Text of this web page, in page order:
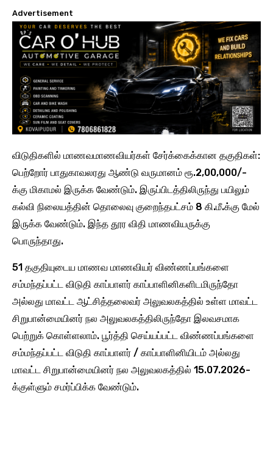
Advertisement
விடுதிகளில் மாணவமாணவியர்கள் சேர்க்கைக்கான தகுதிகள்:
பெற்றோர் பாதுகாவலரது ஆண்டு வருமானம் ரூ.2,00,000/-
க்கு மிகாமல் இருக்க வேண்டும். இருப்பிடத்திலிருந்து பயிலும்
கல்வி நிலையத்தின் தொலைவு குறைந்தபட்சம் 8 கி.மீ.க்கு மேல்
இருக்க வேண்டும். இந்த தூர விதி மாணவியருக்கு
பொருந்தாது.
51 தகுதியுடைய மாணவ மாணவியர் விண்ணப்பங்களை
சம்மந்தப்பட்ட விடுதி காப்பாளர் காப்பாளினிகளிடமிருந்தோ
அல்லது மாவட்ட ஆட்சித்தலைவர் அலுவலகத்தில் உள்ள மாவட்ட
சிறுபான்மையினர் நல அலுவலகத்திலிருந்தோ இலவசமாக
பெற்றுக் கொள்ளலாம். பூர்த்தி செய்யப்பட்ட விண்ணப்பங்களை
சம்மந்தப்பட்ட விடுதி காப்பாளர் / காப்பாளினியிடம் அல்லது
மாவட்ட சிறுபான்மையினர் நல அலுவலகத்தில் 15.07.2026-
க்குள்ளும் சமர்ப்பிக்க வேண்டும்.